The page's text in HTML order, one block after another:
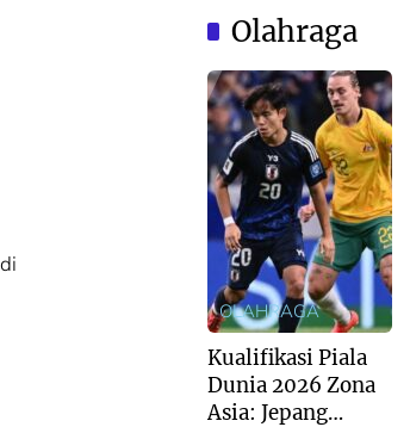
Olahraga
OLAHRAGA
Kualifikasi Piala
Dunia 2026 Zona
Asia: Jepang